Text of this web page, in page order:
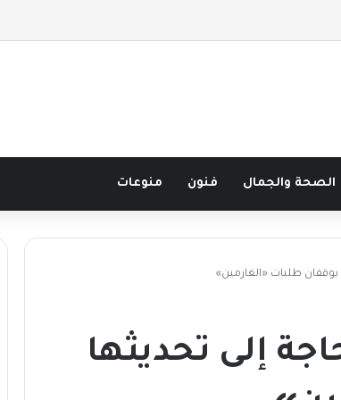
البحر مع غسان المزيدي
الصحة والجمال فنون منوعات
يوقفان طلبات «الغارمين»
إلى تحديثها